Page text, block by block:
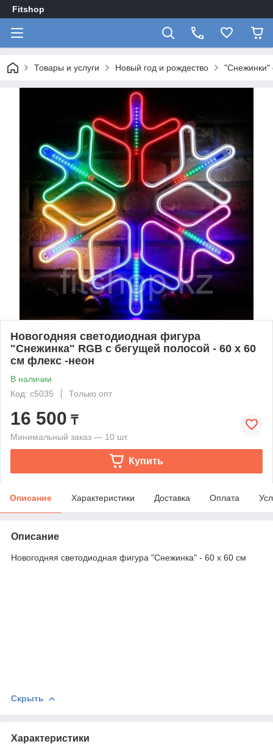
Fitshop
Товары и услуги Новый год и рождество "Снежинки"
Новогодняя светодиодная фигура
"Снежинка" RGB с бегущей полосой - 60 х 60
см флекс -неон
В наличии
Код: с5035
Только опт
16 500 ₸
Минимальный заказ — 10 шт.
Купить
Описание Характеристики Доставка Оплата
Описание
Новогодняя светодиодная фигура "Снежинка" - 60 х 60 см
Скрыть
Характеристики